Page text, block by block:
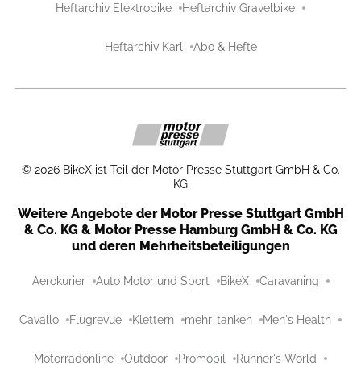
Heftarchiv Elektrobike Heftarchiv Gravelbike
Heftarchiv Karl Abo & Hefte
© 2026 BikeX ist Teil der Motor Presse Stuttgart GmbH & Co.
KG
Weitere Angebote der Motor Presse Stuttgart GmbH
& Co. KG & Motor Presse Hamburg GmbH & Co. KG
und deren Mehrheitsbeteiligungen
Aerokurier Auto Motor und Sport BikeX Caravaning
Cavallo Flugrevue Klettern mehr-tanken Men's Health
Motorradonline Outdoor Promobil Runner's World